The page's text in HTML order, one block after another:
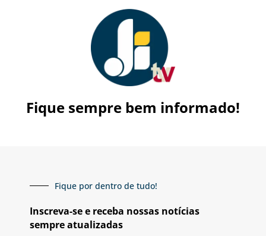
Fique sempre bem informado!
Fique por dentro de tudo!
Inscreva-se e receba nossas notícias
sempre atualizadas